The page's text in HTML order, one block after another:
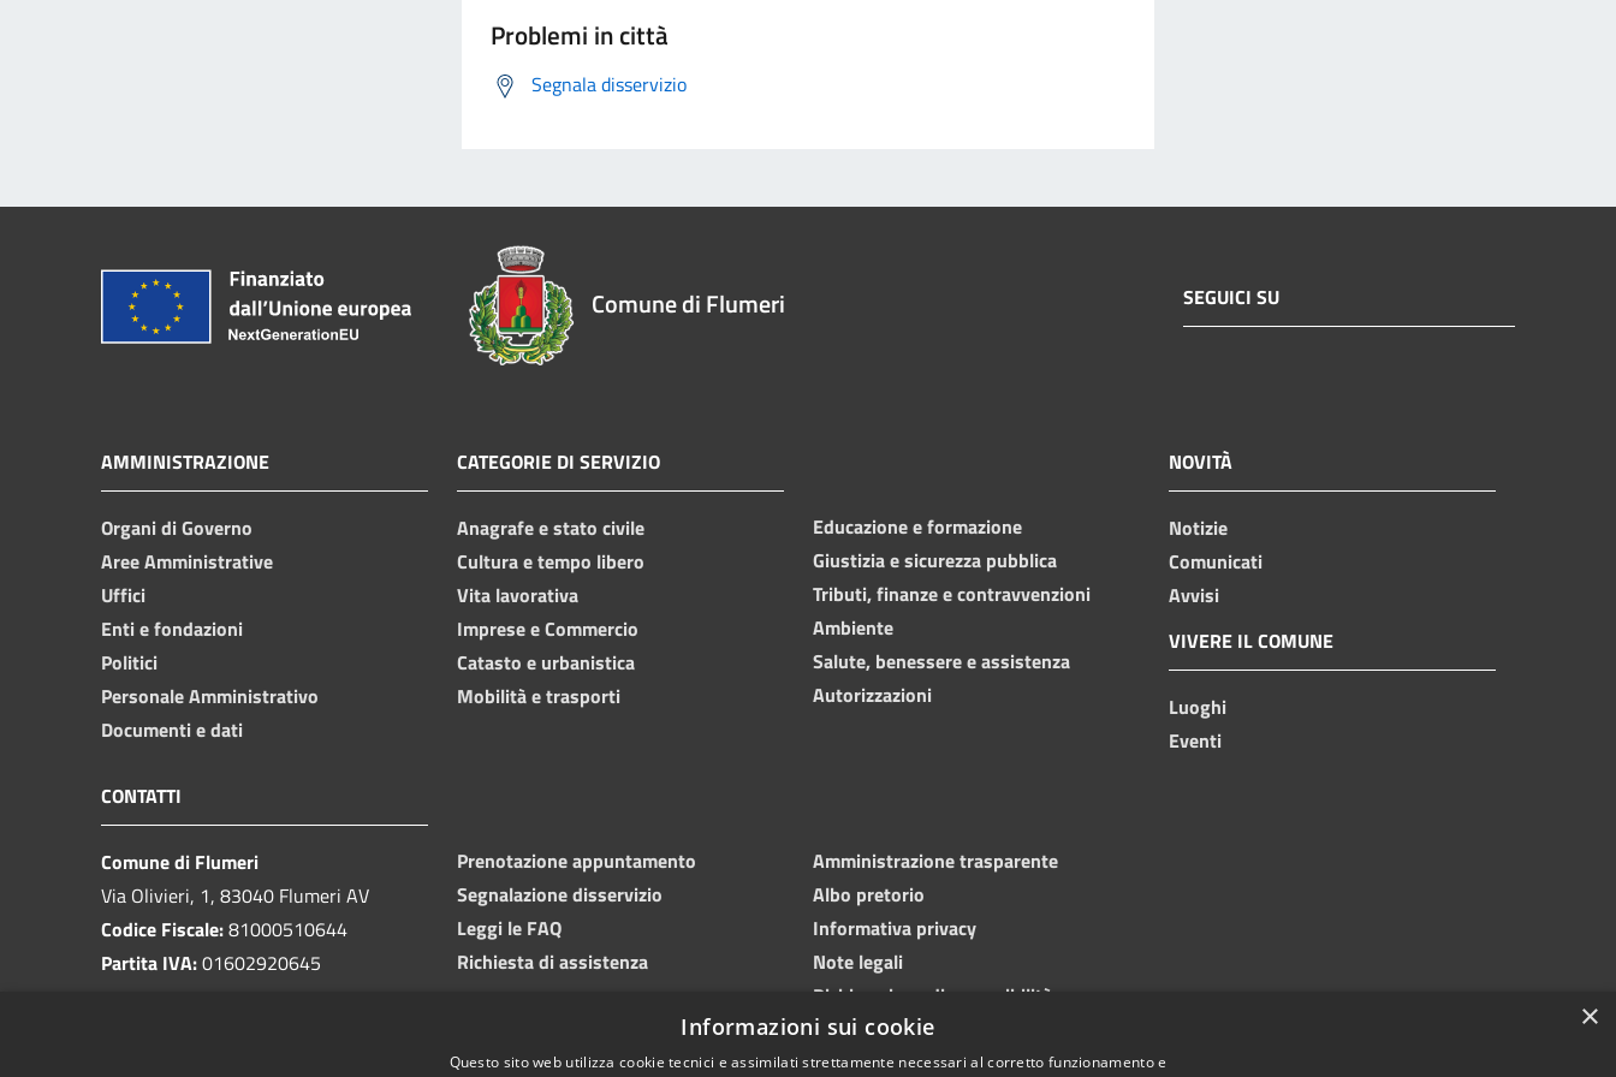
Problemi in città
Segnala disservizio
Comune di Flumeri SEGUICI SU
AMMINISTRAZIONE
Organi di Governo
Aree Amministrative
Uffici
Enti e fondazioni
Politici
Personale Amministrativo
Documenti e dati
CATEGORIE DI SERVIZIO
Anagrafe e stato civile
Cultura e tempo libero
Vita lavorativa
Imprese e Commercio
Catasto e urbanistica
Mobilità e trasporti
Educazione e formazione
Giustizia e sicurezza pubblica
Tributi, finanze e contravvenzioni
Ambiente
Salute, benessere e assistenza
Autorizzazioni
NOVITÀ
Notizie
Comunicati
Avvisi
VIVERE IL COMUNE
Luoghi
Eventi
CONTATTI
Comune di Flumeri
Via Olivieri, 1, 83040 Flumeri AV
Codice Fiscale:81000510644
Partita IVA:01602920645
Prenotazione appuntamento
Segnalazione disservizio
Leggi le FAQ
Richiesta di assistenza
Amministrazione trasparente
Albo pretorio
Informativa privacy
Note legali
Dichiarazione di accessibilità
×
Informazioni sui cookie
Questo sito web utilizza cookie tecnici e assimilati strettamente necessari al corretto funzionamento e